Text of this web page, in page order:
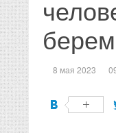
8 мая 2023